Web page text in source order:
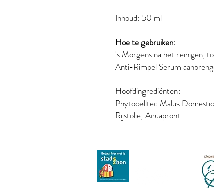
Inhoud: 50 ml
Hoe te gebruiken:
's Morgens na het reinigen,
Anti-Rimpel Serum
Hoofdingrediënten:
Phytocelltec Malus
Rijstolie, Aquapront